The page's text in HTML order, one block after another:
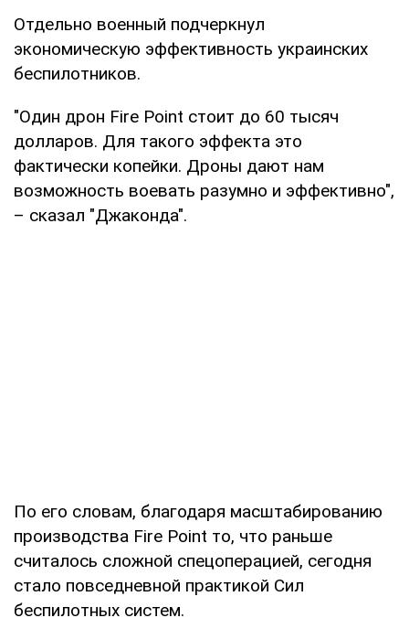
Отдельно военный подчеркнул
экономическую эффективность украинских
беспилотников.
"Один дрон Fire Point стоит до 60 тысяч
долларов. Для такого эффекта это
фактически копейки. Дроны дают нам
возможность воевать разумно и эффективно",
– сказал "Джаконда".
По его словам, благодаря масштабированию
производства Fire Point то, что раньше
считалось сложной спецоперацией, сегодня
стало повседневной практикой Сил
беспилотных систем.